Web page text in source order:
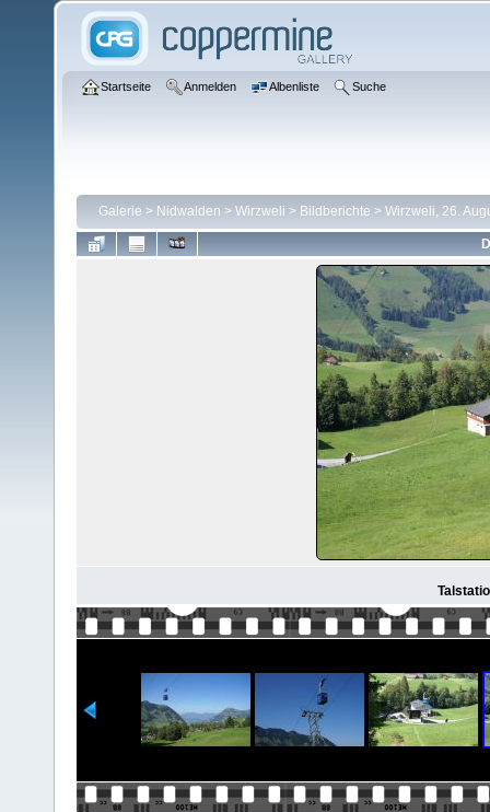
Startseite Anmelden Albenliste Suche
Galerie > Nidwalden > Wirzweli > Bildberichte > Wirzweli, 26.